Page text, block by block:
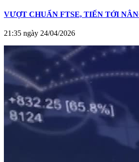
VƯỢT CHUẨN FTSE, TIẾN TỚI
21:35 ngày 24/04/2026